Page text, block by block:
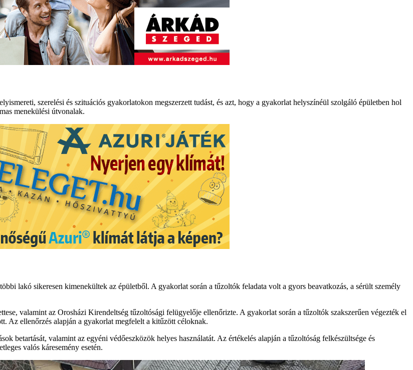
szerelési és szituációs gyakorlatokon megszerzett tudást, és azt, hogy a gyakorlat helyszínéül szolgáló épületben hol
menekülési útvonalak.
lakó sikeresen kimenekültek az épületből. A gyakorlat során a tűzoltók feladata volt a gyors beavatkozás, a sérült személy
valamint az Orosházi Kirendeltség tűzoltósági felügyelője ellenőrizte. A gyakorlat során a tűzoltók szakszerűen végezték el
Az ellenőrzés alapján a gyakorlat megfelelt a kitűzött céloknak.
betartását, valamint az egyéni védőeszközök helyes használatát. Az értékelés alapján a tűzoltóság felkészültsége és
valós káresemény esetén.